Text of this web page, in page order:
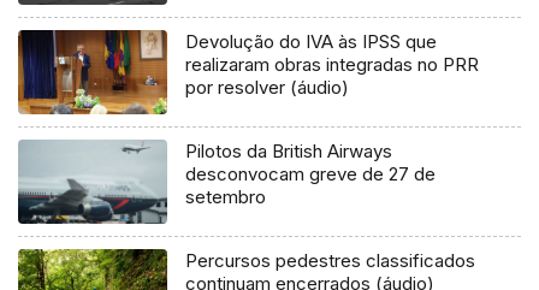
Devolução do IVA às IPSS que
realizaram obras integradas no PRR
por resolver (áudio)
Pilotos da British Airways
desconvocam greve de 27 de
setembro
Percursos pedestres classificados
continuam encerrados (áudio)